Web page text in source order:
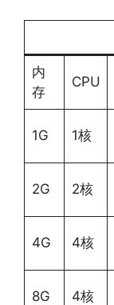
内
存
CPU
1G 1核
2G 2核
4G 4核
8G 4核